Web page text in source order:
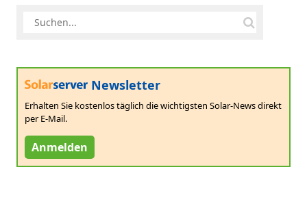
Newsletter
Erhalten Sie kostenlos täglich die wichtigsten Solar-News direkt
per E-Mail.
Anmelden